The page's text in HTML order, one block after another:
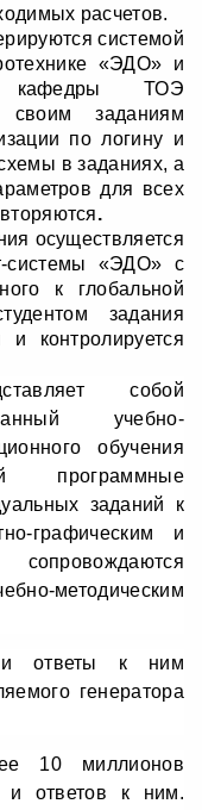
расчетов.
системой
«ЭДО» и
кафедры ТОЭ
заданиям
по логину и
в заданиях, а
для всех
.
осуществляется
системы «ЭДО» с
к глобальной
задания
контролируется
собой
учебно-
обучения
программные
заданий к
графическим и
методическим
и ответы к ним
генератора
10 миллионов
и ответов к ним.